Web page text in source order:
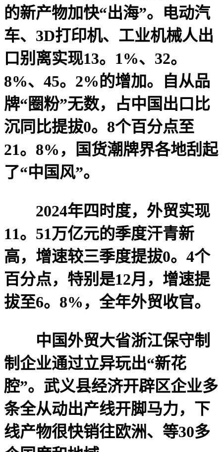
的新产物加快“出海”。电动汽
车、3D打印机、工业机械人出
口别离实现13。1%、32。
8%、45。2%的增加。自从品
牌“圈粉”无数，占中国出口比
沉同比提拔0。8个百分点至
21。8%，国货潮牌界各地刮起
了“中国风”。
2024年四时度，外贸实现
11。51万亿元的季度汗青新
高，增速较三季度提拔0。4个
百分点，特别是12月，增速提
拔至6。8%，全年外贸收官。
中国外贸大省浙江保守制
制企业通过立异玩出“新花
腔”。武义县经济开辟区企业多
条全从动出产线开脚马力，下
线产物很快销往欧洲、等30多